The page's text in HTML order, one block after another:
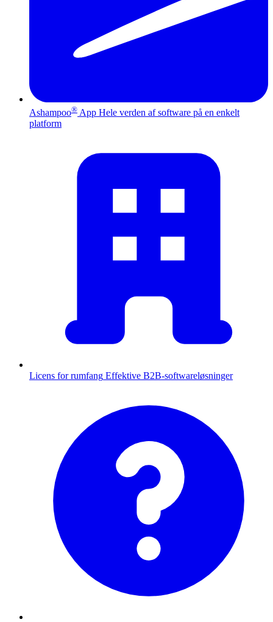
Ashampoo® App Hele verden af software på en enkelt
platform
Licens for rumfang Effektive B2B-softwareløsninger